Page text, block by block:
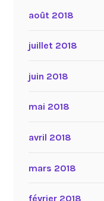
août 2018
juillet 2018
juin 2018
mai 2018
avril 2018
mars 2018
février 2018